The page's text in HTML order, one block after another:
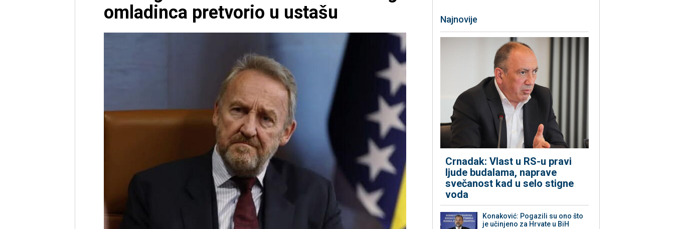
omladinca pretvorio u ustašu
Najnovije
Crnadak: Vlast u RS-u pravi
ljude budalama, naprave
svečanost kad u selo stigne
voda
Konaković: Pogazili su ono što
je učinjeno za Hrvate u BiH